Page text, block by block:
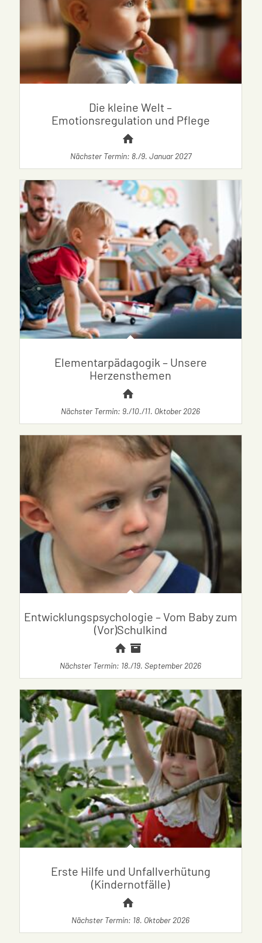
Die kleine Welt –
Emotionsregulation und Pflege
Nächster Termin: 8./9. Januar 2027
Elementarpädagogik – Unsere
Herzensthemen
Nächster Termin: 9./10./11. Oktober 2026
Entwicklungspsychologie – Vom Baby zum
(Vor)Schulkind
Nächster Termin: 18./19. September 2026
Erste Hilfe und Unfallverhütung
(Kindernotfälle)
Nächster Termin: 18. Oktober 2026